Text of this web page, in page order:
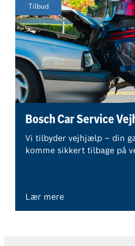
Tilbud
Bosch Car Service
Vi tilbyder vejhjælp – din
komme sikkert tilbage på
Lær mere